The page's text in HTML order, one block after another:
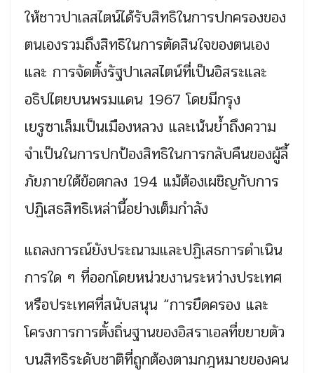
ให้ชาวปาเลสไตน์ได้รับสิทธิในการปกครองของ
ตนเองรวมถึงสิทธิในการตัดสินใจของตนเอง
และ การจัดตั้งรัฐปาเลสไตน์ที่เป็นอิสระและ
อธิปไตยบนพรมแดน 1967 โดยมีกรุง
เยรูซาเล็มเป็นเมืองหลวง และเน้นย้ำถึงความ
จำเป็นในการปกป้องสิทธิในการกลับคืนของผู้ลี้
ภัยภายใต้ข้อตกลง 194 แม้ต้องเผชิญกับการ
ปฏิเสธสิทธิเหล่านี้อย่างเต็มกำลัง
แถลงการณ์ยังประณามและปฏิเสธการดำเนิน
การใด ๆ ที่ออกโดยหน่วยงานระหว่างประเทศ
หรือประเทศที่สนับสนุน “การยืดครอง และ
โครงการการตั้งถิ่นฐานของอิสราเอลที่ขยายตัว
บนสิทธิระดับชาติที่ถูกต้องตามกฎหมายของคน